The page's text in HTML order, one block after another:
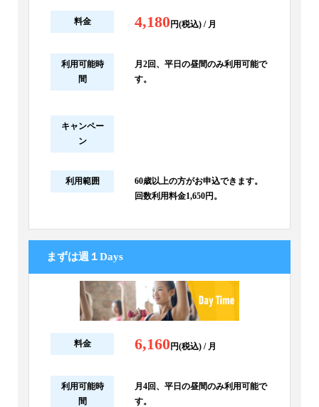
料金 4,180円(税込) / 月
利用可能時
間
月2回、平日の昼間のみ利用可能で
す。
キャンペー
ン
利用範囲
60歳以上の方がお申込できます。
回数利用料金1,650円。
まずは週１Days
料金 6,160円(税込) / 月
利用可能時
間
月4回、平日の昼間のみ利用可能で
す。